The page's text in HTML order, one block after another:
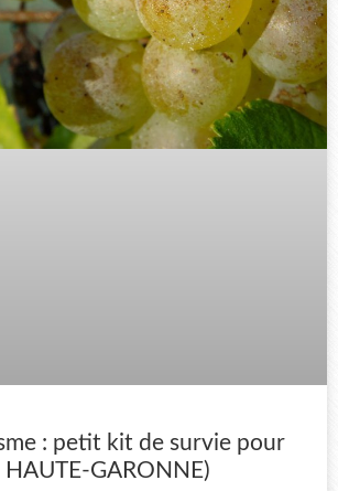
: petit kit de survie pour
HAUTE-GARONNE)